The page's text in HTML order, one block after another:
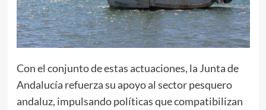
Con el conjunto de estas actuaciones, la Junta de
Andalucía refuerza su apoyo al sector pesquero
andaluz, impulsando políticas que compatibilizan